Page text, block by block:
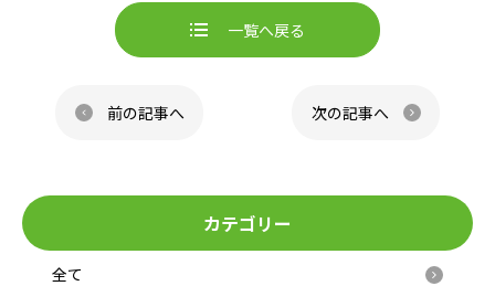
一覧へ戻る
前の記事へ 次の記事へ
カテゴリー
全て